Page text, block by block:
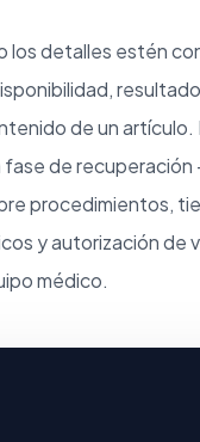
los detalles estén
de un artículo.
de
procedimientos,
y autorización de
médico.